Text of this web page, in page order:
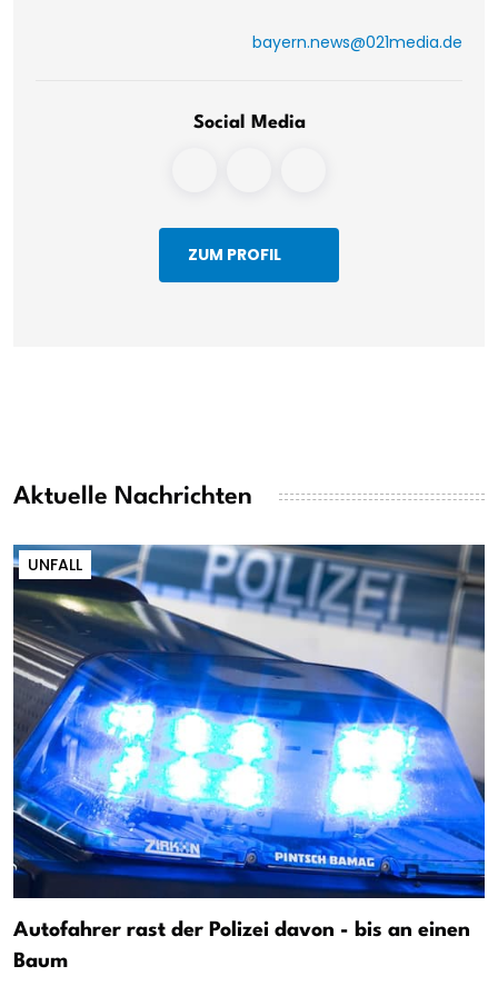
bayern.news@021media.de
Social Media
ZUM PROFIL
Aktuelle Nachrichten
UNFALL
Autofahrer rast der Polizei davon - bis an einen
Baum